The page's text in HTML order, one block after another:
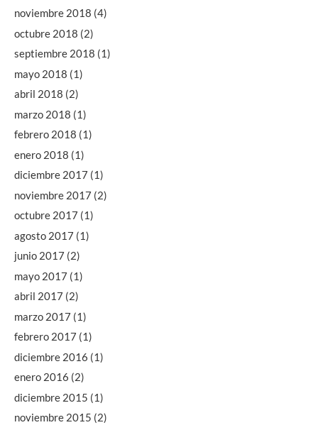
noviembre 2018 (4)
octubre 2018 (2)
septiembre 2018 (1)
mayo 2018 (1)
abril 2018 (2)
marzo 2018 (1)
febrero 2018 (1)
enero 2018 (1)
diciembre 2017 (1)
noviembre 2017 (2)
octubre 2017 (1)
agosto 2017 (1)
junio 2017 (2)
mayo 2017 (1)
abril 2017 (2)
marzo 2017 (1)
febrero 2017 (1)
diciembre 2016 (1)
enero 2016 (2)
diciembre 2015 (1)
noviembre 2015 (2)